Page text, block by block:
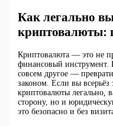
Как легально
криптовалюты:
Криптовалюта — это не
финансовый инструмент.
совсем другое —
законом. Если вы всерьёз
криптовалюты легально,
сторону, но и
это безопасно и без